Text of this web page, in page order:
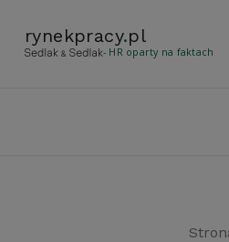
rynekpracy.pl
- HR oparty na faktach